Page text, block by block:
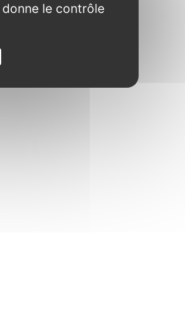
donne le contrôle